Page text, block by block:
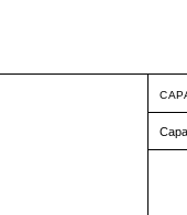
Capa